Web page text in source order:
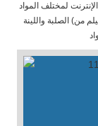
لمختلف المواد
الصلبة واللينة (الألواح والألواح ومواد حافة الفيلم من PP وPVC وPET وPE وPS